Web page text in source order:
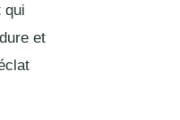
et